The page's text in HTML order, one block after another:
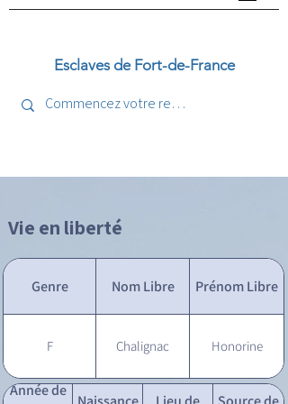
Esclaves de Fort-de-France
Vie en liberté
Genre Nom Libre Prénom Libre
F Chalignac Honorine
Année de